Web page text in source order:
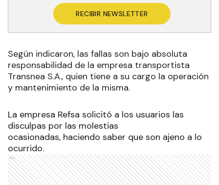
RECIBIR NEWSLETTER
Según indicaron, las fallas son bajo absoluta
responsabilidad de la empresa transportista
Transnea S.A., quien tiene a su cargo la operación
y mantenimiento de la misma.
La empresa Refsa solicitó a los usuarios las
disculpas por las molestias
ocasionadas, haciendo saber que son ajeno a lo
ocurrido.
Ads